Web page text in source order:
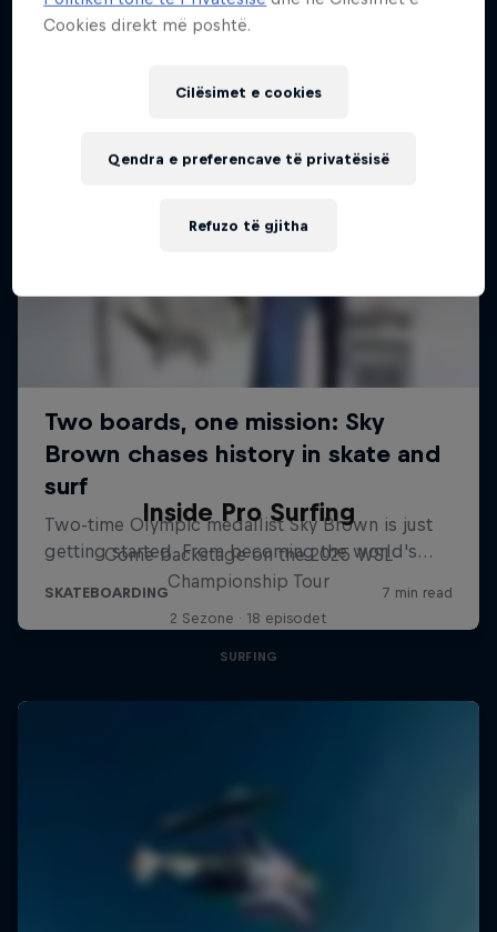
SURFING
Inside Pro Surfing
Come backstage on the 2025 WSL
Championship Tour
2 Sezone · 18 episodet
SURFING
Cookies direkt më poshtë.
Cilësimet e cookies
Refuzo të gjitha
Qendra e preferencave të privatësisë